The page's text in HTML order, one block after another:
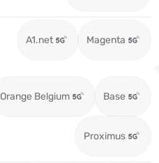
A1.net Magenta
Orange Belgium Base
Proximus